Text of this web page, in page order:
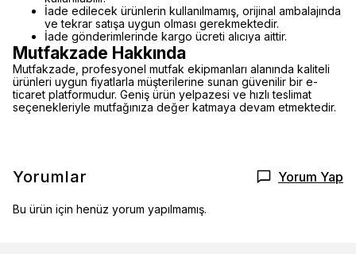
İade edilecek ürünlerin kullanılmamış, orijinal ambalajında
ve tekrar satışa uygun olması gerekmektedir.
İade gönderimlerinde kargo ücreti alıcıya aittir.
Mutfakzade Hakkında
Mutfakzade, profesyonel mutfak ekipmanları alanında kaliteli
ürünleri uygun fiyatlarla müşterilerine sunan güvenilir bir e-
ticaret platformudur. Geniş ürün yelpazesi ve hızlı teslimat
seçenekleriyle mutfağınıza değer katmaya devam etmektedir.
Yorumlar Yorum Yap
Bu ürün için henüz yorum yapılmamış.